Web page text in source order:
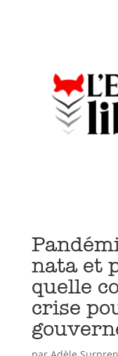
nata et
quelle
crise